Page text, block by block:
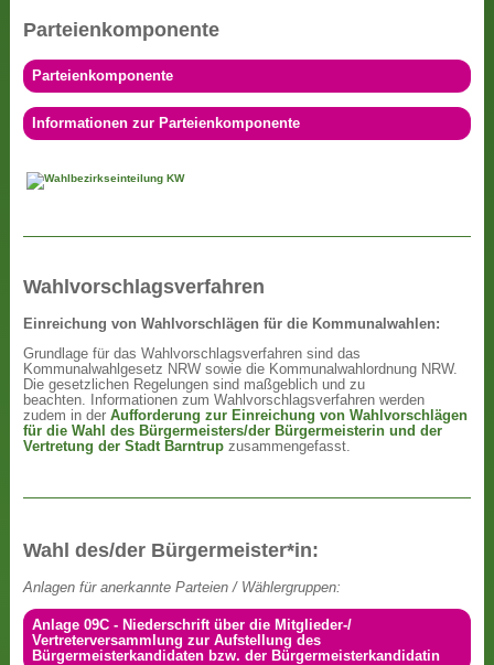
Parteienkomponente
Parteienkomponente
Informationen zur Parteienkomponente
Wahlvorschlagsverfahren
Einreichung von Wahlvorschlägen für die Kommunalwahlen:
Grundlage für das Wahlvorschlagsverfahren sind das
Kommunalwahlgesetz NRW sowie die Kommunalwahlordnung NRW.
Die gesetzlichen Regelungen sind maßgeblich und zu
beachten. Informationen zum Wahlvorschlagsverfahren werden
zudem in derAufforderung zur Einreichung von Wahlvorschlägen
für die Wahl des Bürgermeisters/der Bürgermeisterin und der
Vertretung der Stadt Barntrup zusammengefasst.
Wahl des/der Bürgermeister*in:
Anlagen für anerkannte Parteien / Wählergruppen:
Anlage 09C - Niederschrift über die Mitglieder-/
Vertreterversammlung zur Aufstellung des
Bürgermeisterkandidaten bzw. der Bürgermeisterkandidatin